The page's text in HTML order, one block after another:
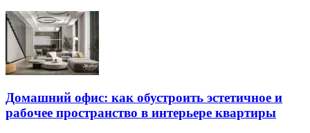
Домашний офис: как обустроить эстетичное и
рабочее пространство в интерьере квартиры